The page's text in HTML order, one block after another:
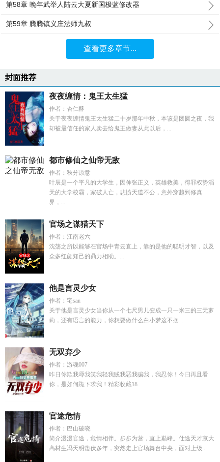
第58章 晚年武举人陆云大夏新国极蓝修改器
第59章 腾腾镇义庄法师九叔
查看更多章节...
封面推荐
夜夜缠情：鬼王太生猛
作者：杏仁酥
关于夜夜缠情鬼王太生猛二十岁那年中秋，本该是团圆之夜，我
却被最信任的家人卖去给鬼王做妻从此以后，...
都市修仙之仙帝无敌
作者：秋分凉意
叶辰是一个平凡的大学生，因伸张正义，英雄救美，得罪权势滔
天的大学校霸，家破人亡，悲愤天道不公，意外穿越到修真
界，...
官场之谋猎天下
作者：江南老六
沈荡之所以能够在官场中青云直上，靠的是他的聪明才智，以及
众多红颜知己的鼎力相助。...
他是言灵少女
作者：宅san
关于他是言灵少女当你从一个七尺男儿变成一只一米三的三无萝
莉，还有语言的能力，你想要做什么白小梦这不摆...
无双弃少
作者：游魂007
昨日你欺我辱我笑我轻我贱我恶我骗我，我忍你！今日再且看
你，是如何跪下求我！精彩收藏18...
官途危情
作者：巴山破晓
简介漫漫官途，危情相伴。步步为营，直上巅峰。仕途天才京大
高材生冯天明蛰伏多年，突然走上官场舞台中央，面对上级...